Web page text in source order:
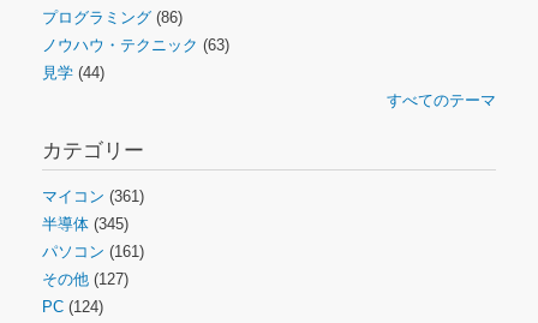
プログラミング (86)
ノウハウ・テクニック (63)
見学 (44)
すべてのテーマ
カテゴリー
マイコン (361)
半導体 (345)
パソコン (161)
その他 (127)
PC (124)